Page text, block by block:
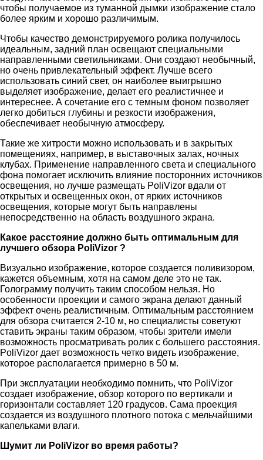
чтобы получаемое из туманной дымки изображение стало
более ярким и хорошо различимым.
Чтобы качество демонстрируемого ролика получилось
идеальным, задний план освещают специальными
направленными светильниками. Они создают необычный,
но очень привлекательный эффект. Лучше всего
использовать синий свет, он наиболее выигрышно
выделяет изображение, делает его реалистичнее и
интереснее. А сочетание его с темным фоном позволяет
легко добиться глубины и резкости изображения,
обеспечивает необычную атмосферу.
Такие же хитрости можно использовать и в закрытых
помещениях, например, в выставочных залах, ночных
клубах. Применение направленного света и специального
фона помогает исключить влияние посторонних источников
освещения, но лучше размещать PoliVizor вдали от
открытых и освещенных окон, от ярких источников
освещения, которые могут быть направлены
непосредственно на область воздушного экрана.
Какое расстояние должно быть оптимальным для
лучшего обзора PoliVizor ?
Визуально изображение, которое создается поливизором,
кажется объемным, хотя на самом деле это не так.
Голограмму получить таким способом нельзя. Но
особенности проекции и самого экрана делают данный
эффект очень реалистичным. Оптимальным расстоянием
для обзора считается 2-10 м, но специалисты советуют
ставить экраны таким образом, чтобы зрители имели
возможность просматривать ролик с большего расстояния.
PoliVizor дает возможность четко видеть изображение,
которое располагается примерно в 50 м.
При эксплуатации необходимо помнить, что PoliVizor
создает изображение, обзор которого по вертикали и
горизонтали составляет 120 градусов. Сама проекция
создается из воздушного плотного потока с мельчайшими
капельками влаги.
Шумит ли PoliVizor во время работы?